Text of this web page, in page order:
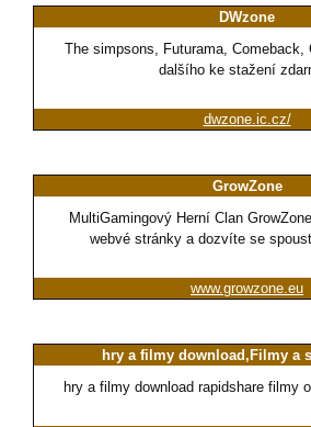
DWzone
The simpsons, Futurama, Comeback,
dalšího ke stažení
dwzone.ic.cz/
GrowZone
MultiGamingový Herní Clan
webvé stránky a dozvíte se
www.growzone.eu
hry a filmy download,Filmy a
hry a filmy download rapidshare filmy